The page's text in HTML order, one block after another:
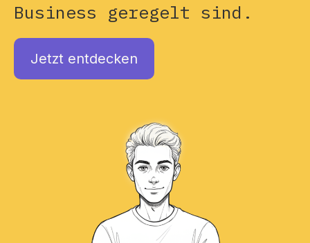
Business geregelt sind.
Jetzt entdecken